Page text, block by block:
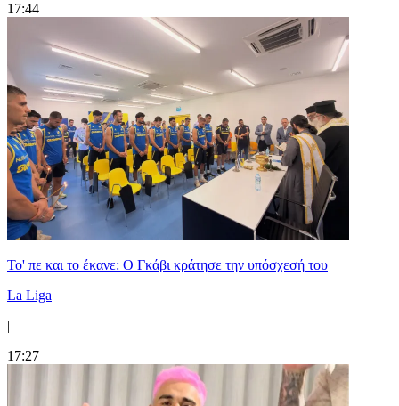
17:44
Το' πε και το έκανε: Ο Γκάβι κράτησε την υπόσχεσή του
La Liga
|
17:27